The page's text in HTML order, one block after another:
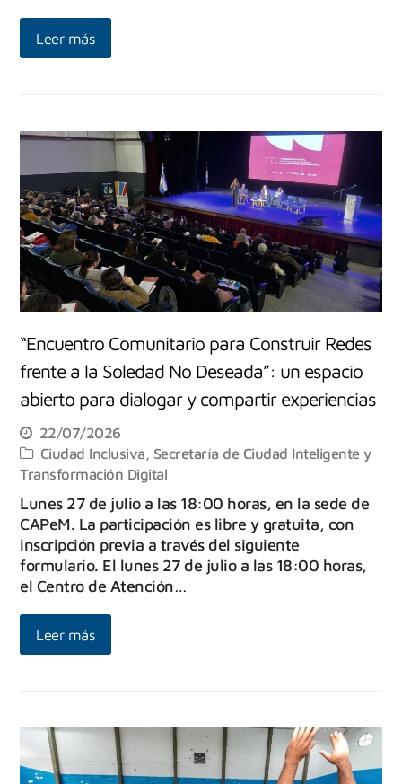
Leer más
“Encuentro Comunitario para Construir Redes
frente a la Soledad No Deseada”: un espacio
abierto para dialogar y compartir experiencias
22/07/2026
Ciudad Inclusiva, Secretaría de Ciudad Inteligente y
Transformación Digital
Lunes 27 de julio a las 18:00 horas, en la sede de
CAPeM. La participación es libre y gratuita, con
inscripción previa a través del siguiente
formulario. El lunes 27 de julio a las 18:00 horas,
el Centro de Atención…
Leer más